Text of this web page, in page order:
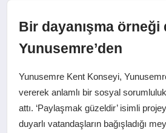
ASAYIŞ
SPOR
Bir dayanışma örneği
Yunusemre’den
Yunusemre Kent Konseyi,
vererek anlamlı bir sosyal
attı. ‘Paylaşmak güzeldir’ isimli
duyarlı vatandaşların bağışladığı